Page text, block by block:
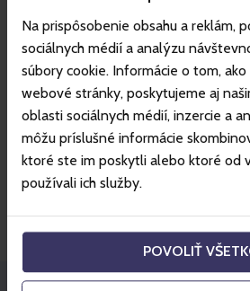
Na prispôsobenie obsahu a reklám,
sociálnych médií a analýzu
súbory cookie. Informácie o tom,
webové stránky, poskytujeme aj
oblasti sociálnych médií, inzercie a
môžu príslušné informácie
ktoré ste im poskytli alebo ktoré od
používali ich služby.
POVOLIŤ
Nenašli ste to, čo ste hľadali?
Zanechajte nám správu a my vás
hneď ako to bude možné.
Prejsť ku kontaktom
Nenaplnili sme očakávania?
Reklamáciu vybavíte pohodlne cez
alebo jednou z ďalších metód.
Prejsť na reklamácie